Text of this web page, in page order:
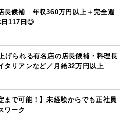
長候補 年収360万円以上＋完全週
日117日◎
げられる有名店の店長候補・料理長
タリアンなど／月給32万円以上
まで可能！】未経験からでも正社員
ワーク